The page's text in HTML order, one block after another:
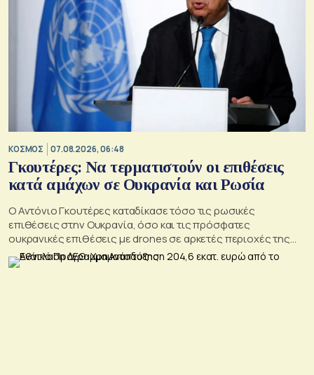
ΚΟΣΜΟΣ 07.08.2026, 06:48
Γκουτέρες: Να τερματιστούν οι επιθέσεις
κατά αμάχων σε Ουκρανία και Ρωσία
Ο Αντόνιο Γκουτέρες καταδίκασε τόσο τις ρωσικές
επιθέσεις στην Ουκρανία, όσο και τις πρόσφατες
ουκρανικές επιθέσεις με drones σε αρκετές περιοχές της
Ρωσίας, οι οποίες προκάλεσαν απώλειες μεταξύ αμάχων και
ζημιές σε μη στρατιωτικές υποδομές.